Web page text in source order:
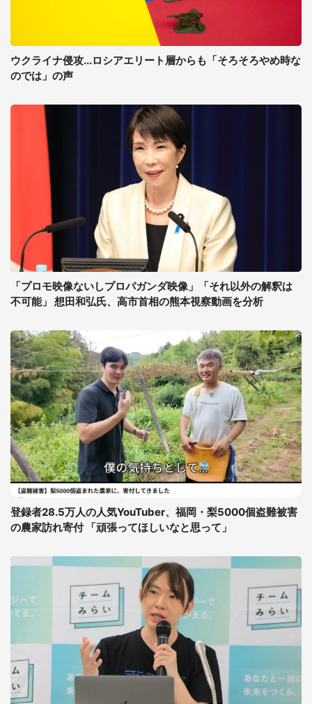
ウクライナ侵攻...ロシアエリート層からも「そろそろやめ時な
のでは」の声
「プロモ映像ないしプロパガンダ映像」「それ以外の解釈は
不可能」 想田和弘氏、高市首相の熊本視察動画を分析
登録者28.5万人の人気YouTuber、福岡・梨5000個盗難被害
の農家訪れ寄付 「頑張ってほしいなと思って」